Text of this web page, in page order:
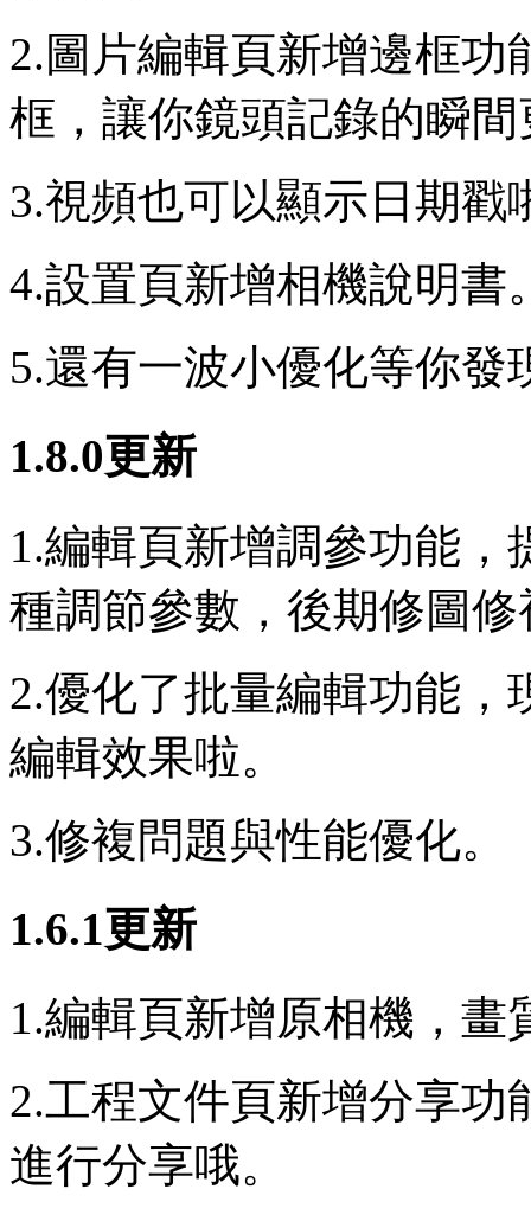
2.圖片編輯頁新增邊框
框，讓你鏡頭記錄的瞬
3.視頻也可以顯示日期戳
4.設置頁新增相機說明書
5.還有一波小優化等你發
1.8.0更新
1.編輯頁新增調參功能
種調節參數，後期修圖
2.優化了批量編輯功能
編輯效果啦。
3.修複問題與性能優化。
1.6.1更新
1.編輯頁新增原相機，畫
2.工程文件頁新增分享
進行分享哦。